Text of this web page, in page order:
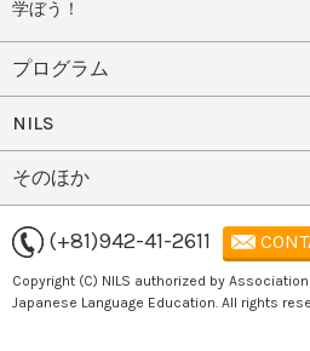
学ぼう！
プログラム
NILS
そのほか
(+81)942-41-2611
Copyright (C) NILS authorized by
Japanese Language Education. All rights